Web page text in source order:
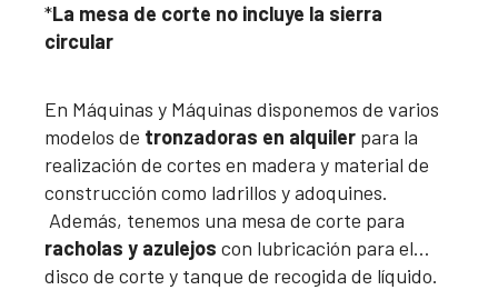
*La mesa de corte no incluye la sierra
circular
En Máquinas y Máquinas disponemos de varios
modelos de tronzadoras en alquiler para la
realización de cortes en madera y material de
construcción como ladrillos y adoquines.
Además, tenemos una mesa de corte para
racholas y azulejos con lubricación para el
disco de corte y tanque de recogida de líquido.